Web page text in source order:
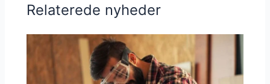
Relaterede nyheder